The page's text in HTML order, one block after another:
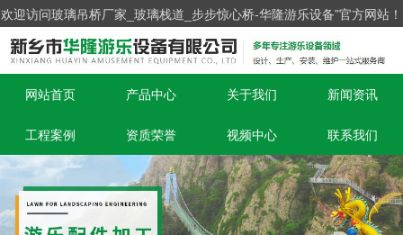
欢迎访问玻璃吊桥厂家_玻璃栈道_步步惊心桥-华隆游乐设备”官方网站！
网站首页 产品中心 关于我们 新闻资讯
工程案例 资质荣誉 视频中心 联系我们